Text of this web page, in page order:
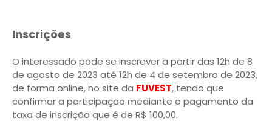
Inscrições
O interessado pode se inscrever a partir das 12h de 8
de agosto de 2023 até 12h de 4 de setembro de 2023,
de forma online, no site da FUVEST, tendo que
confirmar a participação mediante o pagamento da
taxa de inscrição que é de R$ 100,00.